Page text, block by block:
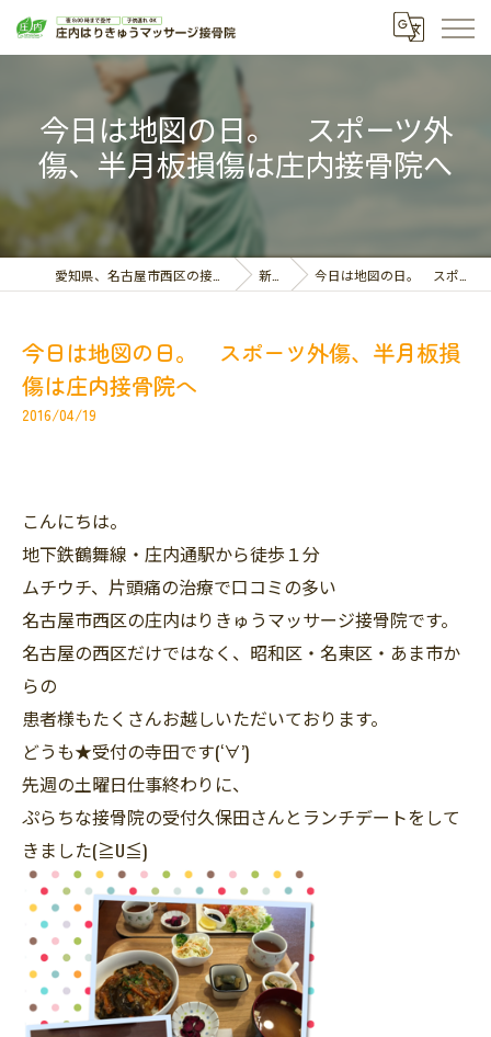
今日は地図の日。 スポーツ外
傷、半月板損傷は庄内接骨院へ
新着情報 今日は地図の日。 スポーツ外傷、半月板損傷は庄内接骨院へ
今日は地図の日。 スポーツ外傷、半月板損
傷は庄内接骨院へ
2016/04/19
こんにちは。
地下鉄鶴舞線・庄内通駅から徒歩１分
ムチウチ、片頭痛の治療で口コミの多い
名古屋市西区の庄内はりきゅうマッサージ接骨院です。
名古屋の西区だけではなく、昭和区・名東区・あま市か
らの
患者様もたくさんお越しいただいております。
どうも★受付の寺田です(‘∀’)
先週の土曜日仕事終わりに、
ぷらちな接骨院の受付久保田さんとランチデートをして
きました(≧U≦)